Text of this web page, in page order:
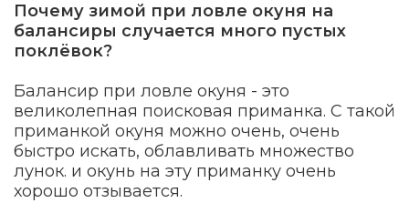
Почему зимой при ловле окуня на
балансиры случается много пустых
поклёвок?
Балансир при ловле окуня - это
великолепная поисковая приманка. С такой
приманкой окуня можно очень, очень
быстро искать, облавливать множество
лунок. и окунь на эту приманку очень
хорошо отзывается.